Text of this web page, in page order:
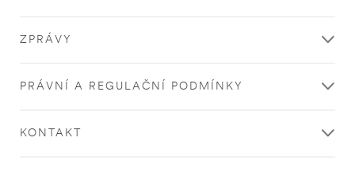
ZPRÁVY
PRÁVNÍ A REGULAČNÍ PODMÍNKY
KONTAKT